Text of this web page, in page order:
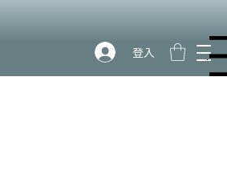
登入 Menu